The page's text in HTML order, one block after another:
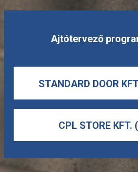
Ajtótervező
STANDARD DOOR
CPL STORE KFT.